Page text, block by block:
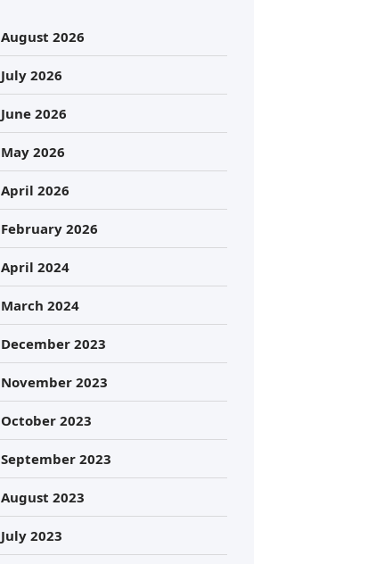
August 2026
July 2026
June 2026
May 2026
April 2026
February 2026
April 2024
March 2024
December 2023
November 2023
October 2023
September 2023
August 2023
July 2023